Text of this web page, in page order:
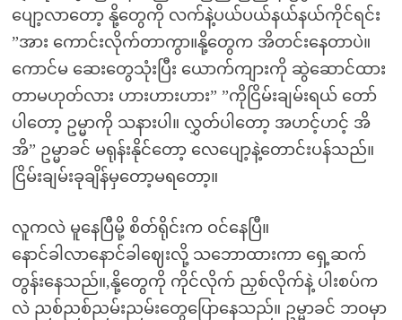
ပျော့လာတော့ နို့တွေကို လက်နဲ့ပယ်ပယ်နယ်နယ်ကိုင်ရင်း
”အား ကောင်းလိုက်တာကွာ။နို့တွေက အိတင်းနေတာပဲ။
ကောင်မ ဆေးတွေသုံးပြီး ယောက်ကျားကို ဆွဲဆောင်ထား
တာမဟုတ်လား ဟားဟားဟား” ”ကိုငြိမ်းချမ်းရယ် တော်
ပါတော့ ဥမ္မာကို သနားပါ။ လွှတ်ပါတော့ အဟင့်ဟင့် အိ
အိ” ဥမ္မာခင် မရုန်းနိုင်တော့ လေပျော့နဲ့တောင်းပန်သည်။
ငြိမ်းချမ်းခုချိန်မှတော့မရတော့။
လူကလဲ မူနေပြီမို့ စိတ်ရိုင်းက ဝင်နေပြီ။
နောင်ခါလာနောင်ခါဈေးလို့ သဘောထားကာ ရှေ့ဆက်
တွန်းနေသည်။,နို့တွေကို ကိုင်လိုက် ညှစ်လိုက်နဲ့ ပါးစပ်က
လဲ ညစ်ညစ်ညမ်းညမ်းတွေပြောနေသည်။ ဥမ္မာခင် ဘဝမှာ